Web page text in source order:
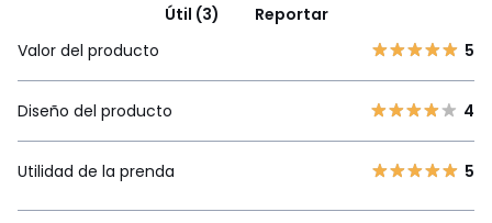
Útil (3)
Reportar
Valor del producto
5
Diseño del producto 4
Utilidad de la prenda 5